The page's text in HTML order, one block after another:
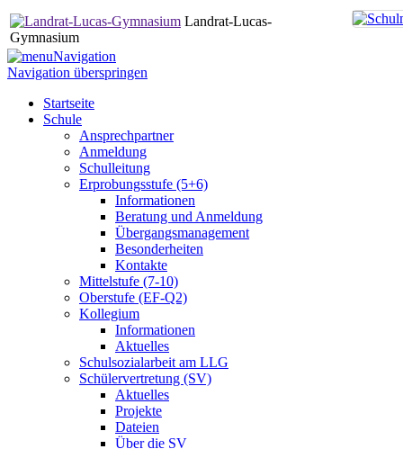
Landrat-Lucas-
Gymnasium
Navigation
Navigation überspringen
Startseite
Schule
Ansprechpartner
Anmeldung
Schulleitung
Erprobungsstufe (5+6)
Informationen
Beratung und Anmeldung
Übergangsmanagement
Besonderheiten
Kontakte
Mittelstufe (7-10)
Oberstufe (EF-Q2)
Kollegium
Informationen
Aktuelles
Schulsozialarbeit am LLG
Schülervertretung (SV)
Aktuelles
Projekte
Dateien
Über die SV